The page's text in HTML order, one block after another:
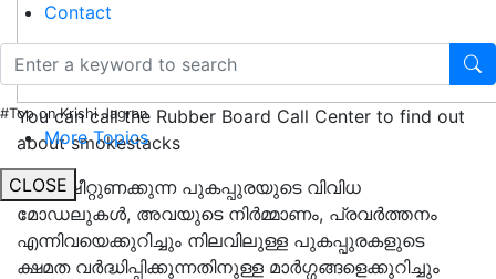
Contact
#Top on Krishi Jagran
More Topics
CLOSE
You can call the Rubber Board Call Center to find out
about smokestacks
റബ്ബര്‍ഷീറ്റുണക്കുന്ന പുകപ്പുരയുടെ വിവിധ
മോഡലുകള്‍, അവയുടെ നിര്‍മ്മാണം, പ്രവര്‍ത്തനം
എന്നിവയെക്കുറിച്ചും നിലവിലുള്ള പുകപ്പുരകളുടെ
ക്ഷമത വര്‍ദ്ധിപ്പിക്കുന്നതിനുള്ള മാര്‍ഗ്ഗങ്ങളെക്കുറിച്ചും